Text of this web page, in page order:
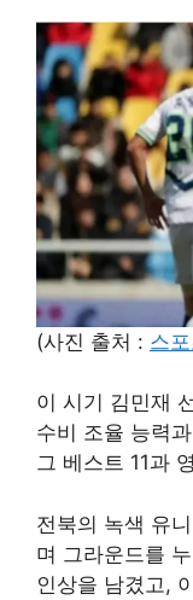
(사진 출처 : 스
이 시기 김민재
수비 조율 능력
그 베스트 11과
전북의 녹색 유
며 그라운드를
인상을 남겼고,